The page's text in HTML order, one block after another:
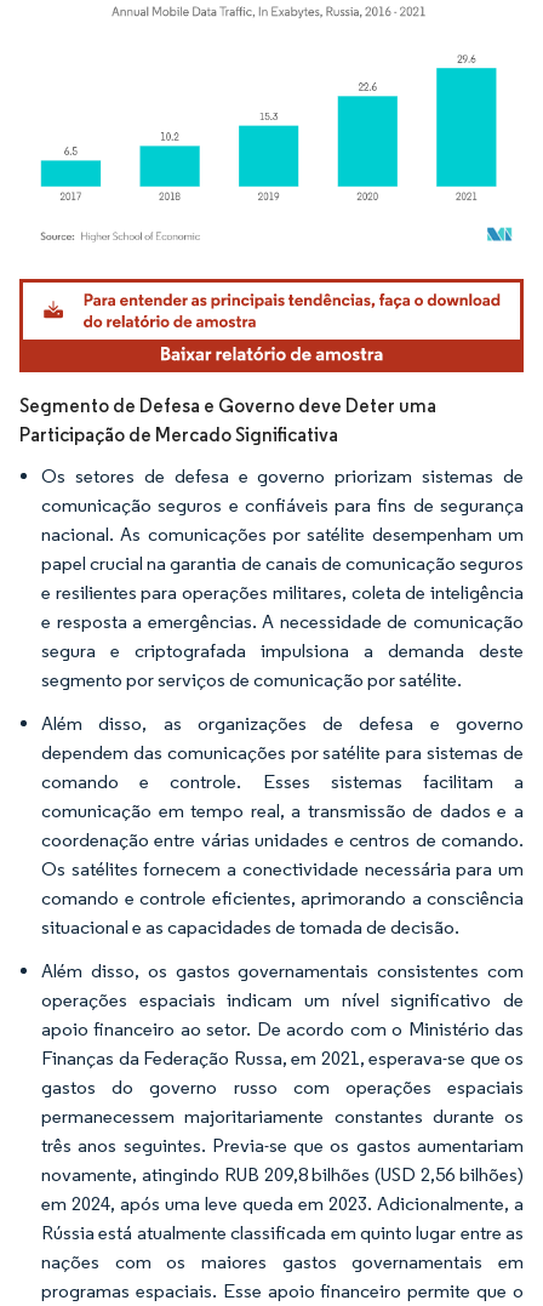
Imagem © Mordor Intelligence. O reuso requer atribuição conforme CC BY 4.0.
Segmento de Defesa e Governo deve Deter uma
Participação de Mercado Significativa
Os setores de defesa e governo priorizam sistemas de
comunicação seguros e confiáveis para fins de segurança
nacional. As comunicações por satélite desempenham um
papel crucial na garantia de canais de comunicação seguros
e resilientes para operações militares, coleta de inteligência
e resposta a emergências. A necessidade de comunicação
segura e criptografada impulsiona a demanda deste
segmento por serviços de comunicação por satélite.
Além disso, as organizações de defesa e governo
dependem das comunicações por satélite para sistemas de
comando e controle. Esses sistemas facilitam a
comunicação em tempo real, a transmissão de dados e a
coordenação entre várias unidades e centros de comando.
Os satélites fornecem a conectividade necessária para um
comando e controle eficientes, aprimorando a consciência
situacional e as capacidades de tomada de decisão.
Além disso, os gastos governamentais consistentes com
operações espaciais indicam um nível significativo de
apoio financeiro ao setor. De acordo com o Ministério das
Finanças da Federação Russa, em 2021, esperava-se que os
gastos do governo russo com operações espaciais
permanecessem majoritariamente constantes durante os
três anos seguintes. Previa-se que os gastos aumentariam
novamente, atingindo RUB 209,8 bilhões (USD 2,56 bilhões)
em 2024, após uma leve queda em 2023. Adicionalmente, a
Rússia está atualmente classificada em quinto lugar entre as
nações com os maiores gastos governamentais em
programas espaciais. Esse apoio financeiro permite que o